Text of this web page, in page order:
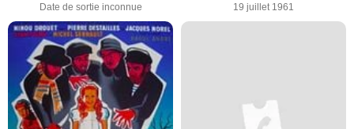
Date de sortie inconnue 19 juillet 1961